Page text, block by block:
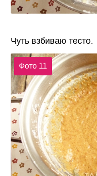
Чуть взбиваю тесто.
Фото 11